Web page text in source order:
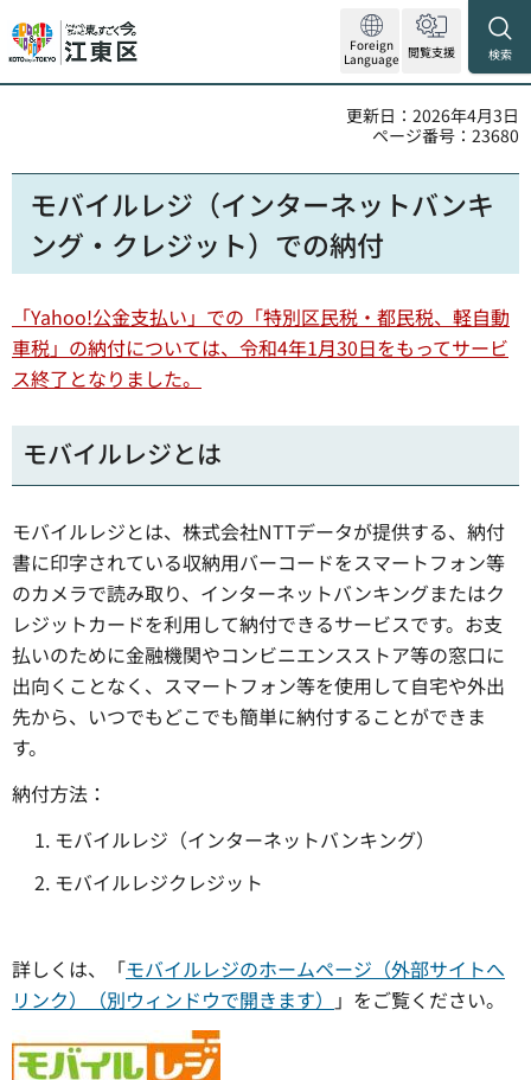
Foreign
Language 閲覧支援 検索
更新日：2026年4月3日
ページ番号：23680
モバイルレジ（インターネットバンキ
ング・クレジット）での納付
「Yahoo!公金支払い」での「特別区民税・都民税、軽自動
車税」の納付については、令和4年1月30日をもってサービ
ス終了となりました。
モバイルレジとは
モバイルレジとは、株式会社NTTデータが提供する、納付
書に印字されている収納用バーコードをスマートフォン等
のカメラで読み取り、インターネットバンキングまたはク
レジットカードを利用して納付できるサービスです。お支
払いのために金融機関やコンビニエンスストア等の窓口に
出向くことなく、スマートフォン等を使用して自宅や外出
先から、いつでもどこでも簡単に納付することができま
す。
納付方法：
モバイルレジ（インターネットバンキング）
モバイルレジクレジット
詳しくは、「モバイルレジのホームページ（外部サイトへ
リンク）（別ウィンドウで開きます）
」をご覧ください。